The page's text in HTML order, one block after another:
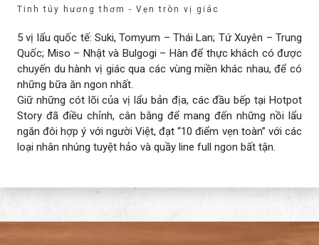
Tinh túy hương thơm - Vẹn tròn vị giác
5 vị lẩu quốc tế: Suki, Tomyum – Thái Lan; Tứ Xuyên – Trung
Quốc; Miso – Nhật và Bulgogi – Hàn để thực khách có được
chuyến du hành vị giác qua các vùng miền khác nhau, để có
những bữa ăn ngon nhất.
Giữ những cót lõi của vị lẩu bản địa, các đầu bếp tại Hotpot
Story đã điều chỉnh, cân bằng để mang đến những nồi lẩu
ngăn đôi hợp ý với người Việt, đạt “10 điểm vẹn toàn” với các
loại nhân nhúng tuyệt hảo và quầy line full ngon bất tận.